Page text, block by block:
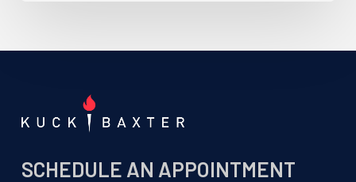
tarifas
presentación
de
SCHEDULE AN APPOINTMENT